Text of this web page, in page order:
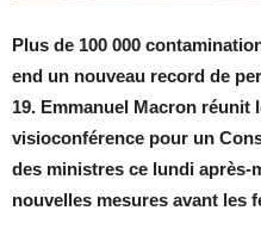
Plus de 100 000
end un nouveau record de
19. Emmanuel Macron réunit
visioconférence pour un
des ministres ce lundi après-
nouvelles mesures avant les